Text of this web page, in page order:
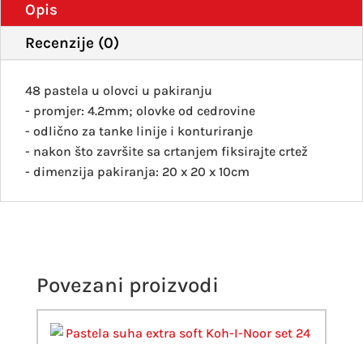
Noor
Opis
Recenzije (0)
48 pastela u olovci u pakiranju
- promjer: 4.2mm; olovke od cedrovine
- odlično za tanke linije i konturiranje
- nakon što završite sa crtanjem fiksirajte crtež
- dimenzija pakiranja: 20 x 20 x 10cm
Povezani proizvodi